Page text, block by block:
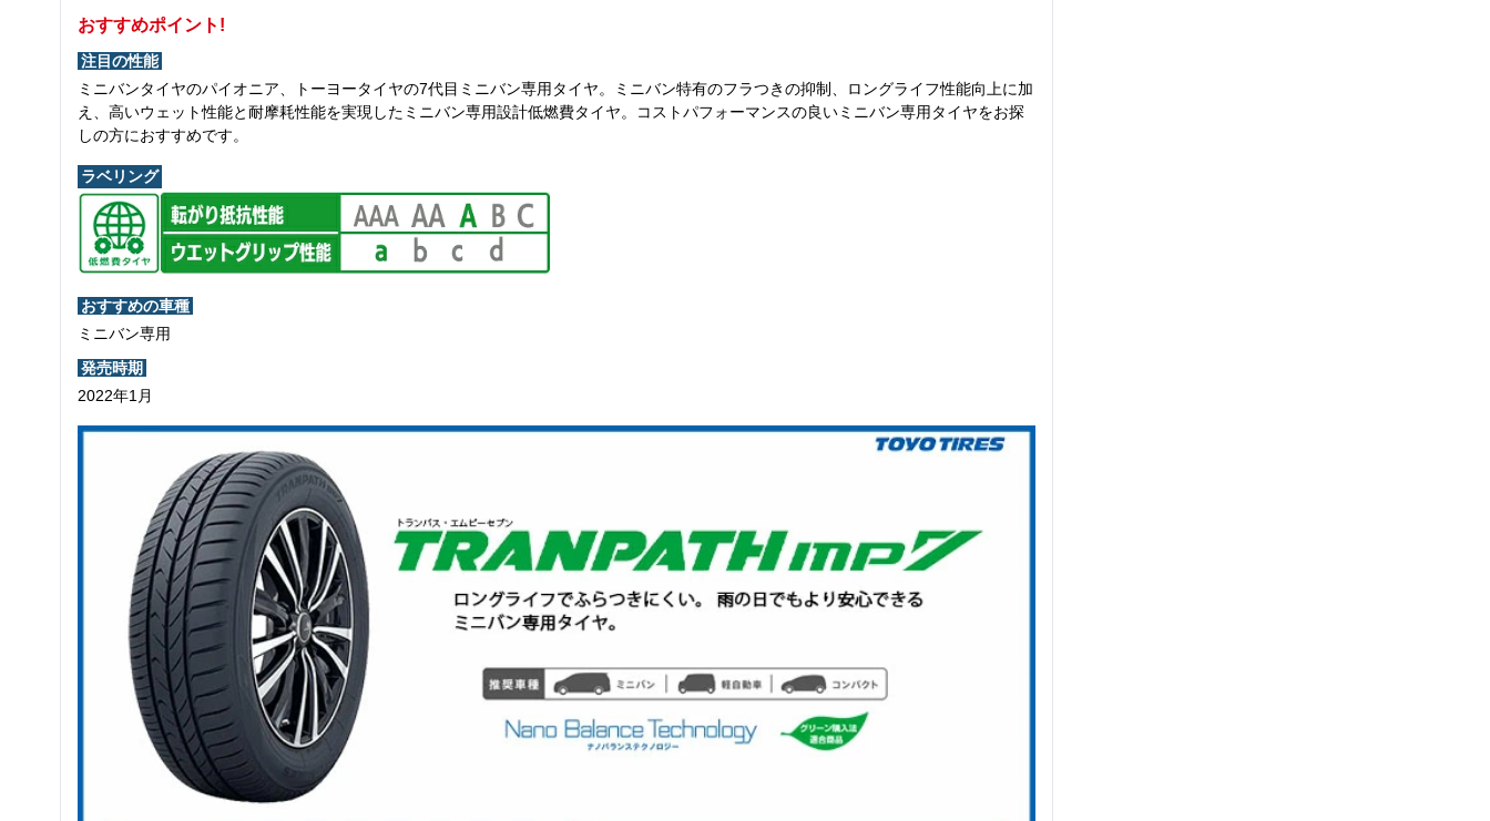
おすすめポイント!
注目の性能
ミニバンタイヤのパイオニア、トーヨータイヤの7代目ミニバン専用タイヤ。ミニバン特有のフラつきの抑制、ロングライフ性能向上に加
え、高いウェット性能と耐摩耗性能を実現したミニバン専用設計低燃費タイヤ。コストパフォーマンスの良いミニバン専用タイヤをお探
しの方におすすめです。
ラベリング
おすすめの車種
ミニバン専用
発売時期
2022年1月